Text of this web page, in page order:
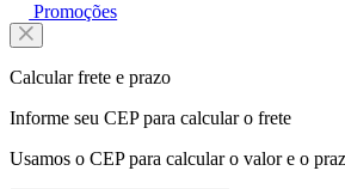
Promoções
Calcular frete e prazo
Informe seu CEP para calcular o frete
Usamos o CEP para calcular o valor e o